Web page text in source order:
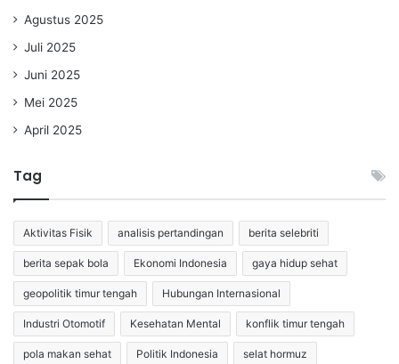
Agustus 2025
Juli 2025
Juni 2025
Mei 2025
April 2025
Tag
Aktivitas Fisik analisis pertandingan berita selebriti
berita sepak bola Ekonomi Indonesia gaya hidup sehat
geopolitik timur tengah Hubungan Internasional
Industri Otomotif Kesehatan Mental konflik timur tengah
pola makan sehat Politik Indonesia selat hormuz